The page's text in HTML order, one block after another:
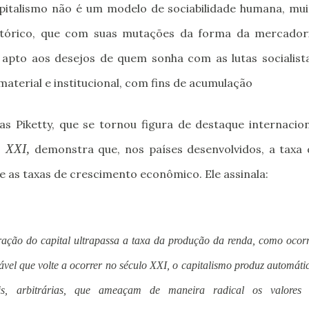
não é um modelo de sociabilidade humana,
que com suas mutações da forma da
aos desejos de quem sonha com as lutas
e institucional, com fins de acumulação
Piketty, que se tornou figura de destaque
XXI, demonstra que, nos países desenvolvidos, a taxa
as taxas de crescimento econômico. Ele assinala:
do capital ultrapassa a taxa da produção da renda, como
que volte a ocorrer no século XXI, o capitalismo produz
arbitrárias, que ameaçam de maneira radical os valores